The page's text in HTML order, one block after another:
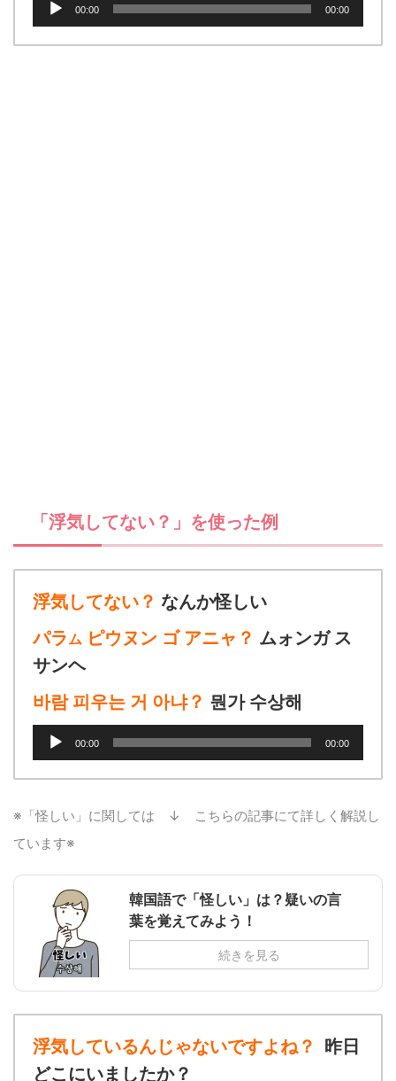
00:00 00:00
「浮気してない？」を使った例
浮気してない？ なんか怪しい
パラム ピウヌン ゴ アニャ？ ムォンガ ス
サンヘ
바람 피우는 거 아냐？ 뭔가 수상해
ー
ー
00:00 00:00
※「怪しい」に関しては ↓ こちらの記事にて詳しく解説し
ています※
韓国語で「怪しい」は？疑いの言
葉を覚えてみよう！
続きを見る
浮気しているんじゃないですよね？ 昨日
どこにいましたか？